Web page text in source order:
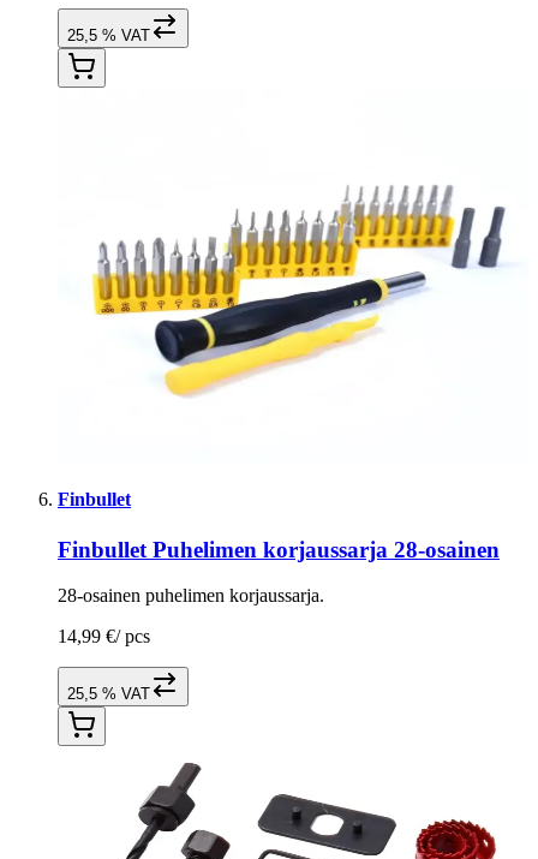
25,5 % VAT
Finbullet
Finbullet Puhelimen korjaussarja 28-osainen
28-osainen puhelimen korjaussarja.
14,99 €/ pcs
25,5 % VAT